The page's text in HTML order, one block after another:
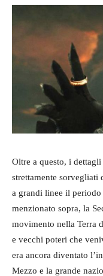
Oltre a questo, i
strettamente sorvegliati
a grandi linee il
menzionato sopra, la
movimento nella Terra
e vecchi poteri che
era ancora diventato
Mezzo e la grande